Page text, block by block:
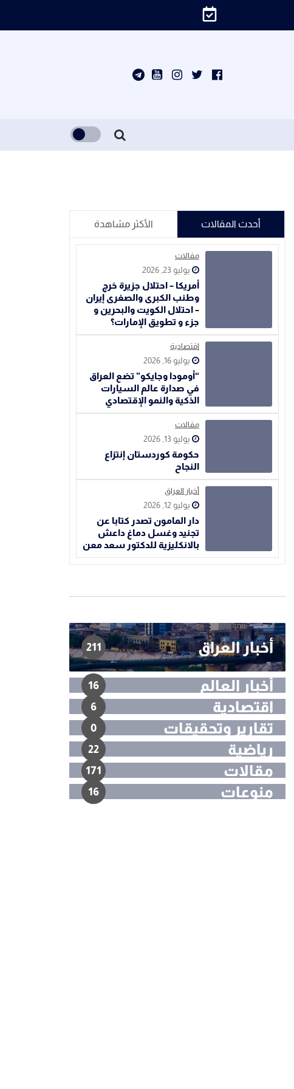
أحدث المقالات الأكثر مشاهدة
مقالات
يوليو 23, 2026
أمريكا – احتلال جزيرة خرج
وطنب الكبرى والصغرى إيران
– احتلال الكويت والبحرين و
جزء و تطويق الإمارات؟
اقتصادية
يوليو 16, 2026
“أومودا وجايكو” تضع العراق
في صدارة عالم السيارات
الذكية والنمو الإقتصادي
مقالات
يوليو 13, 2026
حكومة كوردستان إنتزاع
النجاح
أخبار العراق
يوليو 12, 2026
دار المامون تصدر كتابا عن
تجنيد وغسل دماغ داعش
بالانكليزية للدكتور سعد معن
أخبار العراق 211
أخبار العالم 16
اقتصادية 6
تقارير وتحقيقات 0
رياضية 22
مقالات 171
منوعات 16